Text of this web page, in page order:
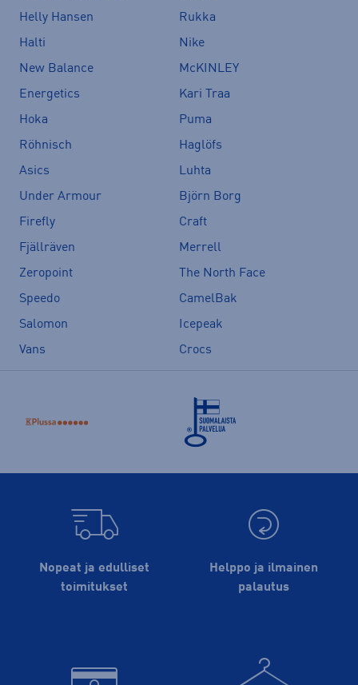
Helly Hansen
Rukka
Halti
Nike
New Balance
McKINLEY
Energetics
Kari Traa
Hoka
Puma
Röhnisch
Haglöfs
Asics
Luhta
Under Armour
Björn Borg
Firefly
Craft
Fjällräven
Merrell
Zeropoint
The North Face
Speedo
CamelBak
Salomon
Icepeak
Vans
Crocs
Nopeat ja edulliset
toimitukset
Helppo ja ilmainen
palautus